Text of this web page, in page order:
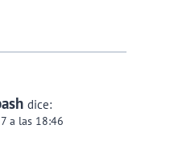
dice:
a las 18:46